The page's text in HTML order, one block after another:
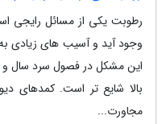
رطوبت یکی از مسائل رایجی
وجود آید و آسیب های زیادی
این مشکل در فصول سرد سال و
بالا شایع تر است. کمدهای
مجاورت...